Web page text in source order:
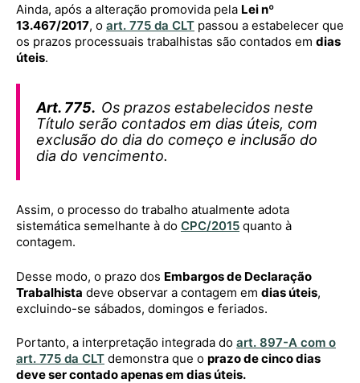
Ainda, após a alteração promovida pela Lei nº
13.467/2017, o art. 775 da CLT passou a estabelecer que
os prazos processuais trabalhistas são contados em dias
úteis.
Art. 775. Os prazos estabelecidos neste
Título serão contados em dias úteis, com
exclusão do dia do começo e inclusão do
dia do vencimento.
Assim, o processo do trabalho atualmente adota
sistemática semelhante à do CPC/2015 quanto à
contagem.
Desse modo, o prazo dos Embargos de Declaração
Trabalhista deve observar a contagem em dias úteis,
excluindo-se sábados, domingos e feriados.
Portanto, a interpretação integrada do art. 897-A com o
art. 775 da CLT demonstra que o prazo de cinco dias
deve ser contado apenas em dias úteis.